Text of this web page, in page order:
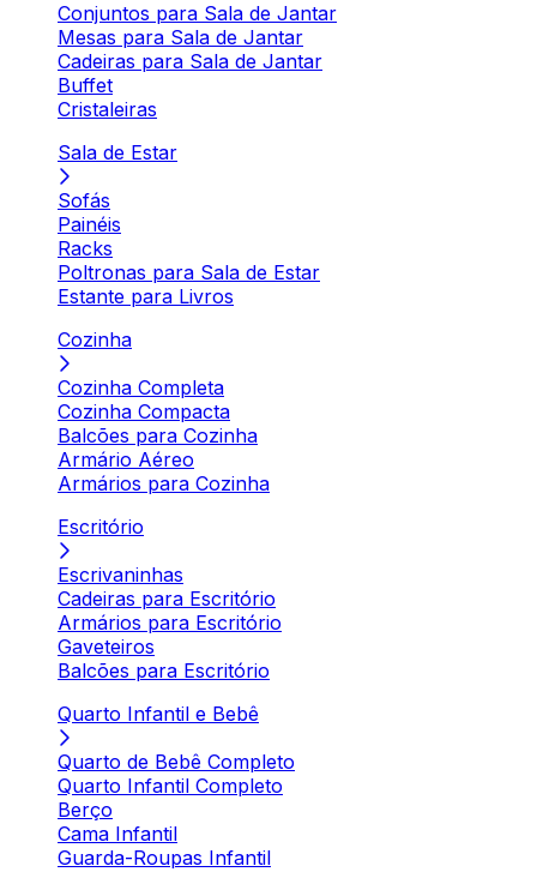
Conjuntos para Sala de Jantar
Mesas para Sala de Jantar
Cadeiras para Sala de Jantar
Buffet
Cristaleiras
Sala de Estar
Sofás
Painéis
Racks
Poltronas para Sala de Estar
Estante para Livros
Cozinha
Cozinha Completa
Cozinha Compacta
Balcões para Cozinha
Armário Aéreo
Armários para Cozinha
Escritório
Escrivaninhas
Cadeiras para Escritório
Armários para Escritório
Gaveteiros
Balcões para Escritório
Quarto Infantil e Bebê
Quarto de Bebê Completo
Quarto Infantil Completo
Berço
Cama Infantil
Guarda-Roupas Infantil